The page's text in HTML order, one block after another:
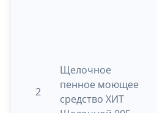
2
Щелочное
пенное моющее
средство ХИТ